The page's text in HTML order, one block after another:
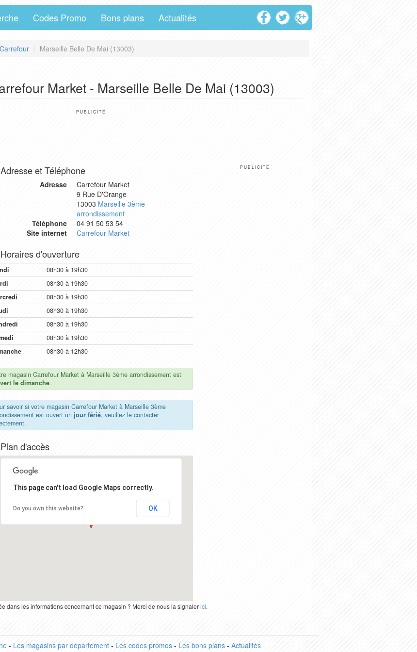
Codes Promo Bons plans Actualités
Carrefour Marseille Belle De Mai (13003)
Market - Marseille Belle De Mai (13003)
PUBLICITÉ
Adresse et Téléphone
Adresse
Carrefour Market
9 Rue D'Orange
13003 Marseille 3ème
arrondissement
Téléphone
04 91 50 53 54
Site internet
Carrefour Market
Horaires d'ouverture
08h30 à 19h30
08h30 à 19h30
08h30 à 19h30
08h30 à 19h30
08h30 à 19h30
08h30 à 19h30
08h30 à 12h30
magasin Carrefour Market à Marseille 3ème arrondissement est
le dimanche.
savoir si votre magasin Carrefour Market à Marseille 3ème
est ouvert un jour férié, veuillez le contacter
Plan d'accès
This page can't load Google Maps correctly.
Do you own this website? OK
PUBLICITÉ
dans les informations concernant ce magasin ? Merci de nous la signalerici.
- Les magasins par département- Les codes promos- Les bons plans- Actualités